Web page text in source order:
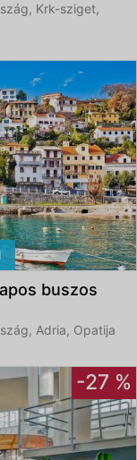
Krk-sziget,
buszos
Adria, Opatija
-27 %